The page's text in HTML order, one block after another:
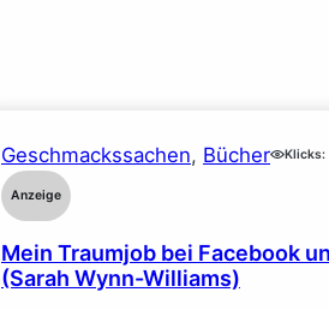
Geschmackssachen, Bücher Klicks:
Anzeige
Mein Traumjob bei Facebook
(Sarah Wynn-Williams)